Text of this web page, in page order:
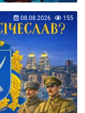
08.08.2026 155